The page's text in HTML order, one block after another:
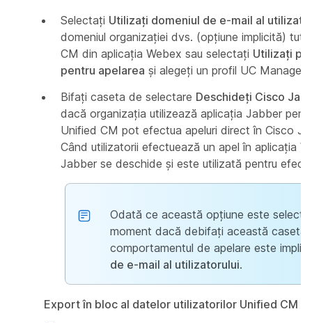
Selectați Utilizați domeniul de e-mail al
domeniul organizației dvs. (opțiune implicită)
CM din aplicația Webex sau selectați Utilizați
pentru apelarea și alegeți un profil UC Manager
Bifați caseta de selectare Deschideți Cisco
dacă organizația utilizează aplicația Jabber
Unified CM pot efectua apeluri direct în Cisco
Când utilizatorii efectuează un apel în aplicația
Jabber se deschide și este utilizată pentru
Odată ce această opțiune este
moment dacă debifați această casetă
comportamentul de apelare este
de e-mail al utilizatorului.
Export în bloc al datelor utilizatorilor Unified CM